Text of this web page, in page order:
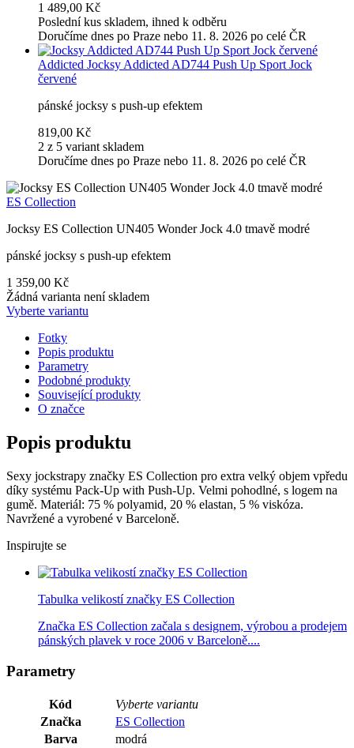
1 489,00 Kč
Poslední kus skladem, ihned k odběru
Doručíme dnes po Praze nebo 11. 8. 2026 po celé ČR
Addicted Jocksy Addicted AD744 Push Up Sport Jock
červené
pánské jocksy s push-up efektem
819,00 Kč
2 z 5 variant skladem
Doručíme dnes po Praze nebo 11. 8. 2026 po celé ČR
ES Collection
Jocksy ES Collection UN405 Wonder Jock 4.0 tmavě modré
pánské jocksy s push-up efektem
1 359,00 Kč
Žádná varianta není skladem
Vyberte variantu
Fotky
Popis produktu
Parametry
Podobné produkty
Související produkty
O značce
Popis produktu
Sexy jockstrapy značky ES Collection pro extra velký objem vpředu
díky systému Pack-Up with Push-Up. Velmi pohodlné, s logem na
gumě. Materiál: 75 % polyamid, 20 % elastan, 5 % viskóza.
Navržené a vyrobené v Barceloně.
Inspirujte se
Tabulka velikostí značky ES Collection
Značka ES Collection začala s designem, výrobou a prodejem
pánských plavek v roce 2006 v Barceloně....
Parametry
Kód
Vyberte variantu
Značka
ES Collection
Barva
modrá